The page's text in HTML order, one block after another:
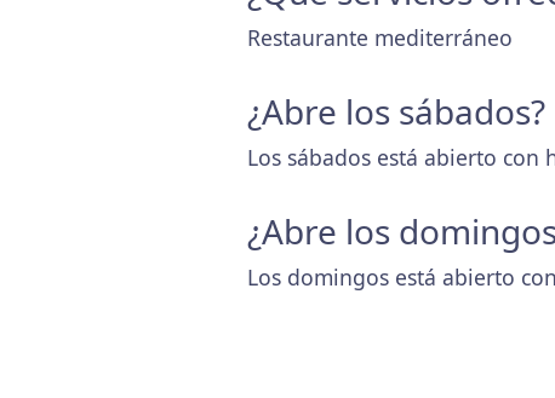
Restaurante mediterráneo
¿Abre los sábados?
Los sábados está abierto con
¿Abre los
Los domingos está abierto